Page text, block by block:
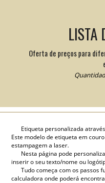
LISTA
Oferta de preços para
Etiqueta personalizada
Este modelo de etiqueta em
estampagem a laser.
Nesta página pode
inserir o seu texto/nome ou
Tudo começa com os passos
calculadora onde poderá